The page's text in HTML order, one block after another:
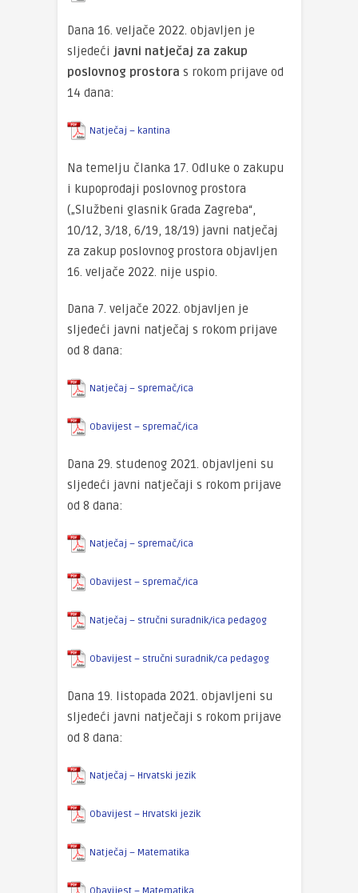
Dana 16. veljače 2022. objavljen je
sljedeći javni natječaj za zakup
poslovnog prostora s rokom prijave od
14 dana:
Natječaj – kantina
Na temelju članka 17. Odluke o zakupu
i kupoprodaji poslovnog prostora
(„Službeni glasnik Grada Zagreba“,
10/12, 3/18, 6/19, 18/19) javni natječaj
za zakup poslovnog prostora objavljen
16. veljače 2022. nije uspio.
Dana 7. veljače 2022. objavljen je
sljedeći javni natječaj s rokom prijave
od 8 dana:
Natječaj – spremač/ica
Obavijest – spremač/ica
Dana 29. studenog 2021. objavljeni su
sljedeći javni natječaji s rokom prijave
od 8 dana:
Natječaj – spremač/ica
Obavijest – spremač/ica
Natječaj – stručni suradnik/ica pedagog
Obavijest – stručni suradnik/ca pedagog
Dana 19. listopada 2021. objavljeni su
sljedeći javni natječaji s rokom prijave
od 8 dana:
Natječaj – Hrvatski jezik
Obavijest – Hrvatski jezik
Natječaj – Matematika